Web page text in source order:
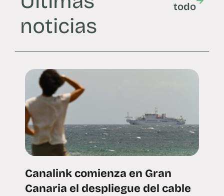
noticias
todo
Canalink comienza en Gran
Canaria el despliegue del cable